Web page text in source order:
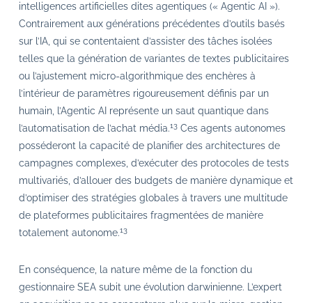
intelligences artificielles dites agentiques (« Agentic AI »).
Contrairement aux générations précédentes d’outils basés
sur l’IA, qui se contentaient d’assister des tâches isolées
telles que la génération de variantes de textes publicitaires
ou l’ajustement micro-algorithmique des enchères à
l’intérieur de paramètres rigoureusement définis par un
humain, l’Agentic AI représente un saut quantique dans
l’automatisation de l’achat média.13Ces agents autonomes
posséderont la capacité de planifier des architectures de
campagnes complexes, d’exécuter des protocoles de tests
multivariés, d’allouer des budgets de manière dynamique et
d’optimiser des stratégies globales à travers une multitude
de plateformes publicitaires fragmentées de manière
totalement autonome.13
En conséquence, la nature même de la fonction du
gestionnaire SEA subit une évolution darwinienne. L’expert